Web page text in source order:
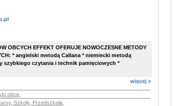
OBCYCH EFFEKT OFERUJE NOWOCZESNE METODY
* angielski metodą Callana * niemiecki metodą
szybkiego czytania i technik pamięciowych *
więcej »
obce
Szkoły, Przedszkola